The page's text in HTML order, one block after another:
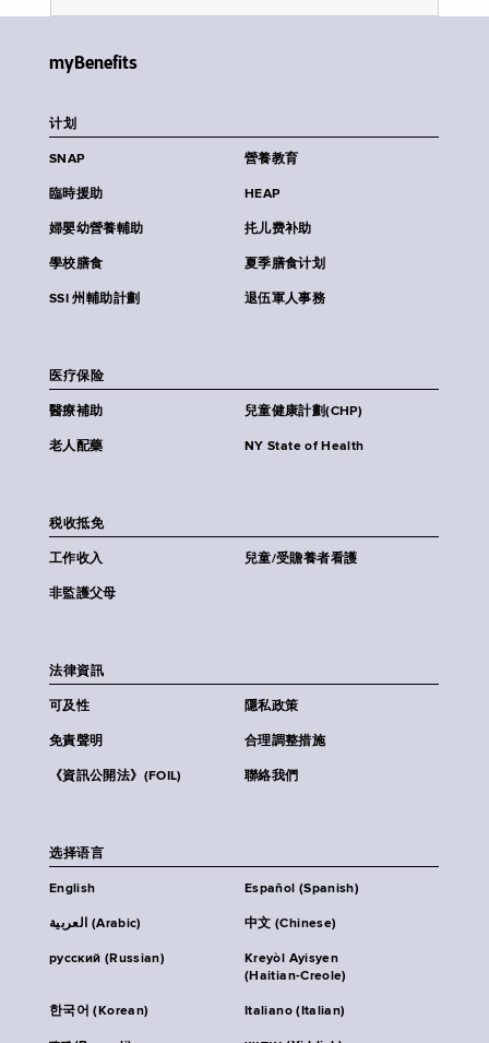
myBenefits
计划
SNAP 營養教育
臨時援助 HEAP
婦嬰幼營養輔助 扥儿费补助
學校膳食 夏季膳食计划
SSI 州輔助計劃 退伍軍人事務
医疗保险
醫療補助 兒童健康計劃(CHP)
老人配藥 NY State of Health
税收抵免
工作收入 兒童/受贍養者看護
非監護父母
法律資訊
可及性 隱私政策
免責聲明 合理調整措施
《資訊公開法》(FOIL) 聯絡我們
选择语言
English Español (Spanish)
العربية (Arabic) 中文 (Chinese)
русский (Russian)
Kreyòl Ayisyen
(Haitian-Creole)
한국어 (Korean) Italiano (Italian)